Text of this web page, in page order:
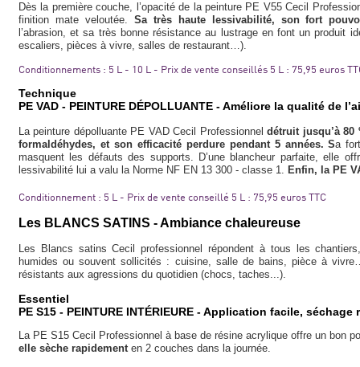
Dès la première couche, l’opacité de la peinture PE V55 Cecil
finition mate veloutée. Sa très haute lessivabilité, son fort
l’abrasion, et sa très bonne résistance au lustrage en font un produit
escaliers, pièces à vivre, salles de restaurant…).
Conditionnements : 5 L - 10 L - Prix de vente conseillés 5 L : 75,95 euros
Technique
PE VAD - PEINTURE DÉPOLLUANTE - Améliore la qualité de
La peinture dépolluante PE VAD Cecil Professionneldétruit jusqu’à
formaldéhydes, et son efficacité perdure pendant 5 années. Sa
masquent les défauts des supports. D’une blancheur parfaite, elle
lessivabilité lui a valu la Norme NF EN 13 300 - classe 1. Enfin, la PE
Conditionnement : 5 L - Prix de vente conseillé 5 L : 75,95 euros TTC
Les BLANCS SATINS - Ambiance chaleureuse
Les Blancs satins Cecil professionnel répondent à tous les
humides ou souvent sollicités : cuisine, salle de bains, pièce à
résistants aux agressions du quotidien (chocs, taches...).
Essentiel
PE S15 - PEINTURE INTÉRIEURE - Application facile, séchage
La PE S15 Cecil Professionnel à base de résine acrylique offre un bon
elle sèche rapidement en 2 couches dans la journée.